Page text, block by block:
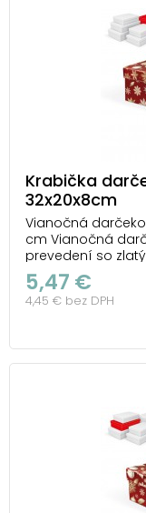
Krabička
32x20x8cm
Vianočná
cm Vianočná
prevedení so
a ozdôb je
balenie
okamžite vytvorí
5,47 €
4,45 € bez DPH